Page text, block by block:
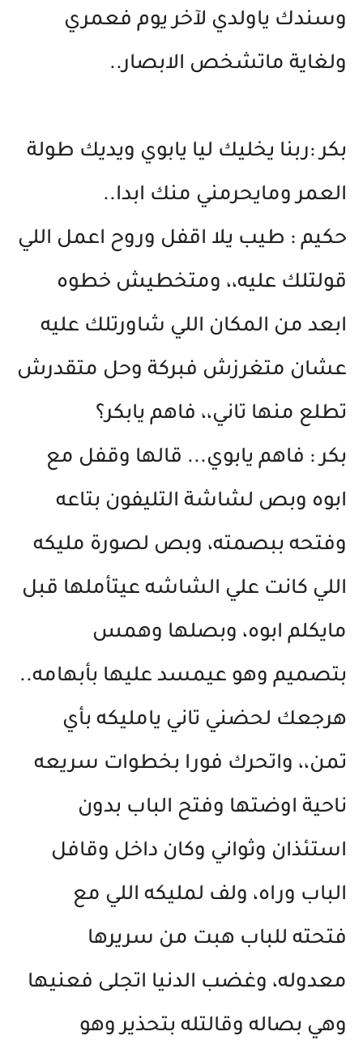
وسندك ياولدي لآخر يوم فعمري
ولغاية ماتشخص الابصار..
بكر :ربنا يخليك ليا يابوي ويديك طولة
العمر ومايحرمني منك ابدا..
حكيم : طيب يلا اقفل وروح اعمل اللي
قولتلك عليه،، ومتخطيش خطوه
ابعد من المكان اللي شاورتلك عليه
عشان متغرزش فبركة وحل متقدرش
تطلع منها تاني،، فاهم يابكر؟
بكر : فاهم يابوي... قالها وقفل مع
ابوه وبص لشاشة التليفون بتاعه
وفتحه ببصمته، وبص لصورة مليكه
اللي كانت علي الشاشه عيتأملها قبل
مايكلم ابوه، وبصلها وهمس
بتصميم وهو عيمسد عليها بأبهامه..
هرجعك لحضني تاني يامليكه بأي
تمن،، واتحرك فورا بخطوات سريعه
ناحية اوضتها وفتح الباب بدون
استئذان وثواني وكان داخل وقافل
الباب وراه، ولف لمليكه اللي مع
فتحته للباب هبت من سريرها
معدوله، وغضب الدنيا اتجلى فعنيها
وهي بصاله وقالتله بتحذير وهو